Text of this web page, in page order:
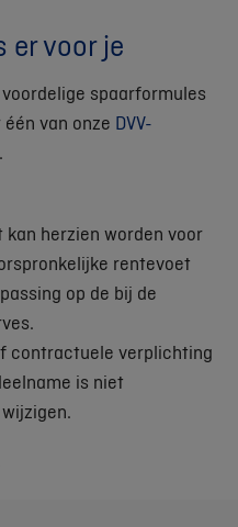
er voor je
spaarformules
van onze DVV-
herzien worden voor
rentevoet
op de bij de
contractuele verplichting
is niet